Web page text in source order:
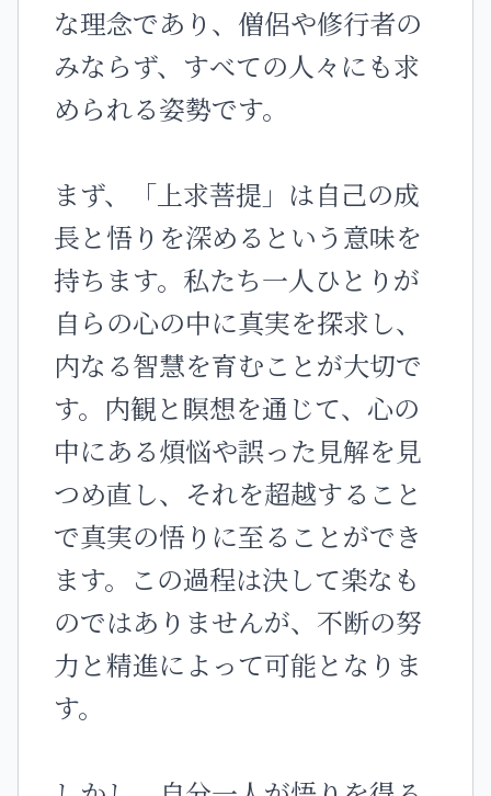
な理念であり、僧侶や修行者の
みならず、すべての人々にも求
められる姿勢です。
まず、「上求菩提」は自己の成
長と悟りを深めるという意味を
持ちます。私たち一人ひとりが
自らの心の中に真実を探求し、
内なる智慧を育むことが大切で
す。内観と瞑想を通じて、心の
中にある煩悩や誤った見解を見
つめ直し、それを超越すること
で真実の悟りに至ることができ
ます。この過程は決して楽なも
のではありませんが、不断の努
力と精進によって可能となりま
す。